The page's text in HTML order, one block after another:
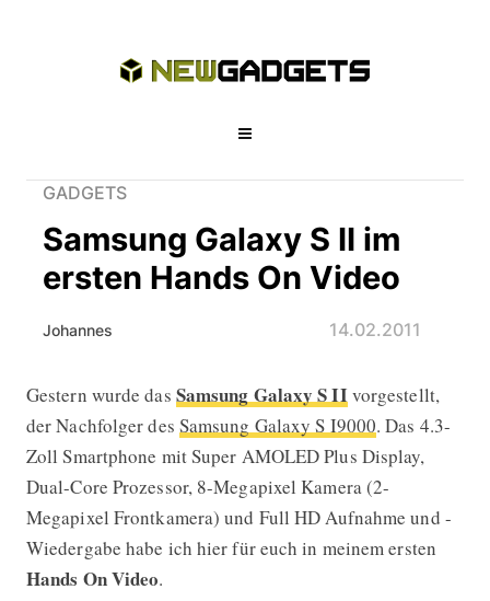
GADGETS
Samsung Galaxy S II im
ersten Hands On Video
Johannes 14.02.2011
Samsung Galaxy S II im ersten
Gestern wurde das Samsung Galaxy S IIvorgestellt,
der Nachfolger des Samsung Galaxy S I9000. Das 4.3-
Zoll Smartphone mit Super AMOLED Plus Display,
Dual-Core Prozessor, 8-Megapixel Kamera (2-
Megapixel Frontkamera) und Full HD Aufnahme und -
Wiedergabe habe ich hier für euch in meinem ersten
Hands OnVideo.